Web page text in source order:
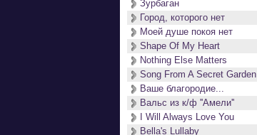
Зурбаган
Город, которого нет
Моей душе покоя нет
Shape Of My Heart
Nothing Else Matters
Song From A Secret Garden
Ваше благородие...
Вальс из к/ф ''Амели''
I Will Always Love You
Bella's Lullaby